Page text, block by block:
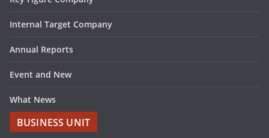
Internal Target Company
Annual Reports
Event and New
What News
BUSINESS UNIT